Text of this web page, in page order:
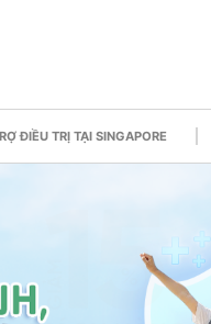
ĐIỀU TRỊ TẠI SINGAPORE